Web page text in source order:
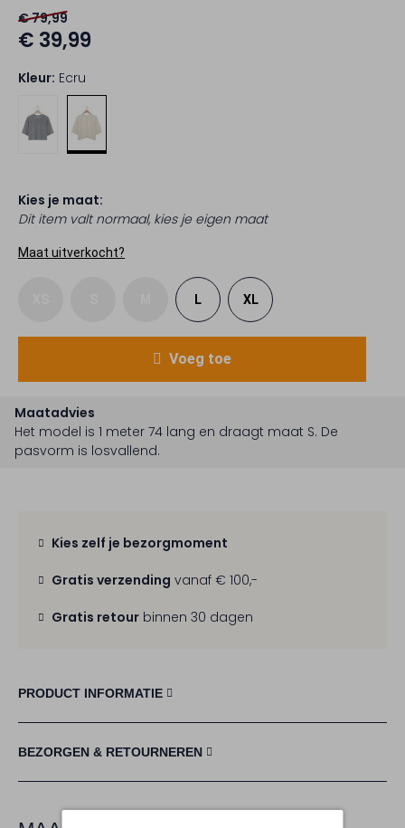
€ 79,99
€ 39,99
Kleur: Ecru
Kies je maat:
Dit item valt normaal, kies je eigen maat
Maat uitverkocht?
L XL
Voeg toe
Maatadvies
Het model is 1 meter 74 lang en draagt maat S. De
pasvorm is losvallend.
Kies zelf je bezorgmoment
Gratis verzending vanaf € 100,-
Gratis retour binnen 30 dagen
PRODUCT INFORMATIE
BEZORGEN & RETOURNEREN